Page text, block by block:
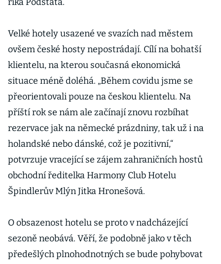
Velké hotely usazené ve svazích nad městem
ovšem české hosty nepostrádají. Cílí na bohatší
klientelu, na kterou současná ekonomická
situace méně doléhá. „Během covidu jsme se
přeorientovali pouze na českou klientelu. Na
příští rok se nám ale začínají znovu rozbíhat
rezervace jak na německé prázdniny, tak už i na
holandské nebo dánské, což je pozitivní,“
potvrzuje vracející se zájem zahraničních hostů
obchodní ředitelka Harmony Club Hotelu
Špindlerův Mlýn Jitka Hronešová.
O obsazenost hotelu se proto v nadcházející
sezoně neobává. Věří, že podobně jako v těch
předešlých plnohodnotných se bude pohybovat